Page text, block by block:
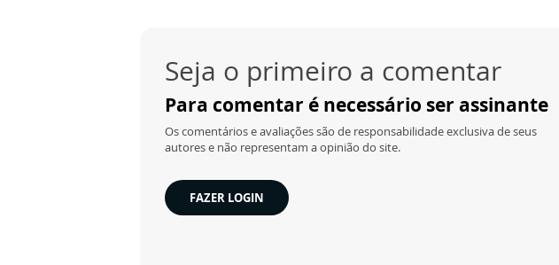
Seja o primeiro a comentar
Para comentar é necessário ser assinante
Os comentários e avaliações são de responsabilidade exclusiva de seus
autores e não representam a opinião do site.
FAZER LOGIN